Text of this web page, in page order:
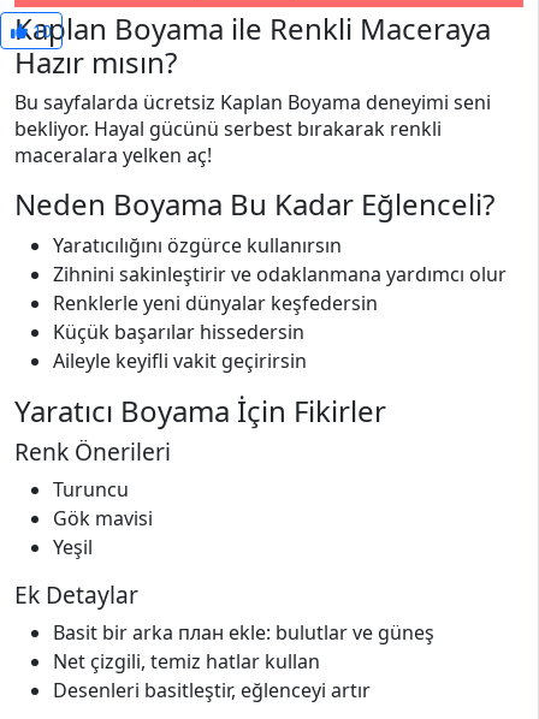
10
Kaplan Boyama ile Renkli Maceraya
Hazır mısın?
Bu sayfalarda ücretsiz Kaplan Boyama deneyimi seni
bekliyor. Hayal gücünü serbest bırakarak renkli
maceralara yelken aç!
Neden Boyama Bu Kadar Eğlenceli?
Yaratıcılığını özgürce kullanırsın
Zihnini sakinleştirir ve odaklanmana yardımcı olur
Renklerle yeni dünyalar keşfedersin
Küçük başarılar hissedersin
Aileyle keyifli vakit geçirirsin
Yaratıcı Boyama İçin Fikirler
Renk Önerileri
Turuncu
Gök mavisi
Yeşil
Ek Detaylar
Basit bir arka план ekle: bulutlar ve güneş
Net çizgili, temiz hatlar kullan
Desenleri basitleştir, eğlenceyi artır